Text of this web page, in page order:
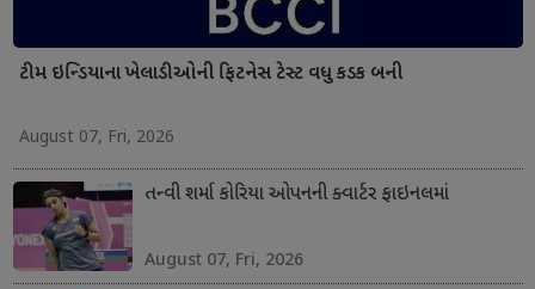
ટીમ ઇન્ડિયાના ખેલાડીઓની ફિટનેસ ટેસ્ટ વધુ કડક બની
August 07, Fri, 2026
તન્વી શર્મા કોરિયા ઓપનની ક્વાર્ટર ફાઇનલમાં
August 07, Fri, 2026